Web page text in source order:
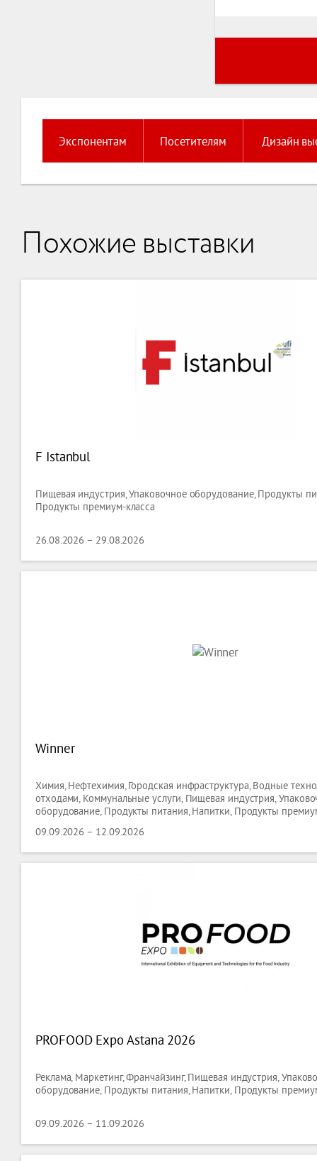
Экспонентам Посетителям Дизайн
Похожие выставки
F Istanbul
Пищевая индустрия, Упаковочное оборудование, Продукты
Продукты премиум-класса
26.08.2026 – 29.08.2026
Winner
Химия, Нефтехимия, Городская инфраструктура, Водные
отходами, Коммунальные услуги, Пищевая индустрия,
оборудование, Продукты питания, Напитки, Продукты
оборудование, Лабораторные Технологии, Биотехнологии,
09.09.2026 – 12.09.2026
PROFOOD Expo Astana 2026
Реклама, Маркетинг, Франчайзинг, Пищевая индустрия,
оборудование, Продукты питания, Напитки, Продукты
09.09.2026 – 11.09.2026